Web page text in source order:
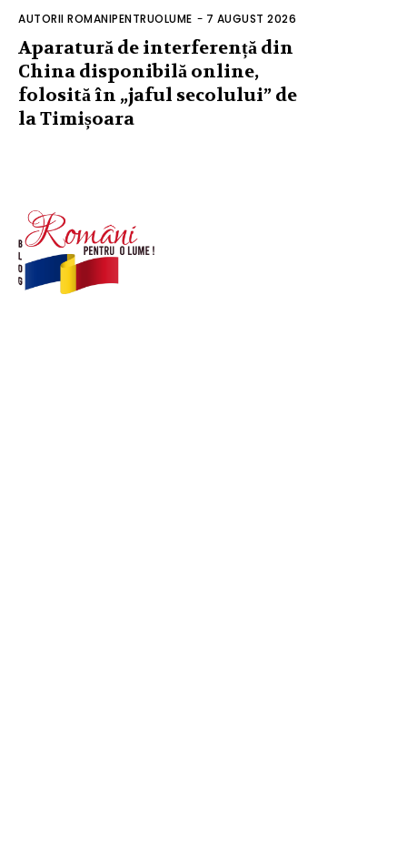
AUTORII ROMANIPENTRUOLUME - 7 AUGUST 2026
Aparatură de interferență din
China disponibilă online,
folosită în „jaful secolului” de
la Timișoara